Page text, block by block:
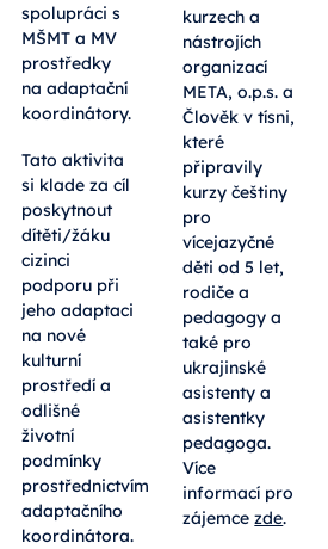
spolupráci s
MŠMT a MV
prostředky
na adaptační
koordinátory.
Tato aktivita
si klade za cíl
poskytnout
dítěti/žáku
cizinci
podporu při
jeho adaptaci
na nové
kulturní
prostředí a
odlišné
životní
podmínky
prostřednictvím
adaptačního
koordinátora.
kurzech a
nástrojích
organizací
META, o.p.s. a
Člověk v tísni,
které
připravily
kurzy češtiny
pro
vícejazyčné
děti od 5 let,
rodiče a
pedagogy a
také pro
ukrajinské
asistenty a
asistentky
pedagoga.
Více
informací pro
zájemcezde.